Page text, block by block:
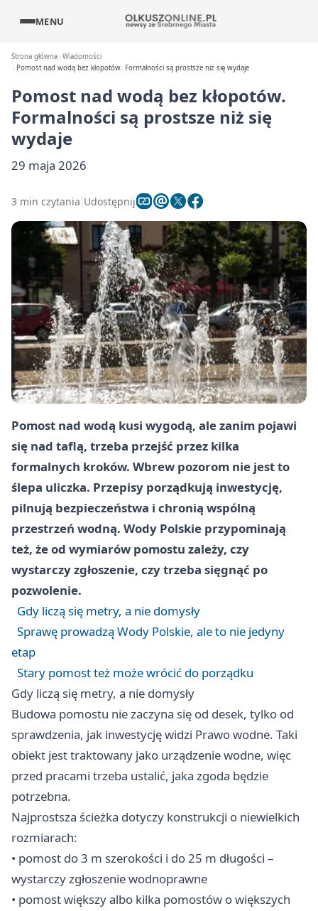
MENU
Strona główna Wiadomości
Pomost nad wodą bez kłopotów. Formalności są prostsze niż się wydaje
Pomost nad wodą bez kłopotów.
Formalności są prostsze niż się
wydaje
29 maja 2026
3 min czytania Udostępnij
Pomost nad wodą kusi wygodą, ale zanim pojawi
się nad taflą, trzeba przejść przez kilka
formalnych kroków. Wbrew pozorom nie jest to
ślepa uliczka. Przepisy porządkują inwestycję,
pilnują bezpieczeństwa i chronią wspólną
przestrzeń wodną. Wody Polskie przypominają
też, że od wymiarów pomostu zależy, czy
wystarczy zgłoszenie, czy trzeba sięgnąć po
pozwolenie.
Gdy liczą się metry, a nie domysły
Sprawę prowadzą Wody Polskie, ale to nie jedyny
etap
Stary pomost też może wrócić do porządku
Gdy liczą się metry, a nie domysły
Budowa pomostu nie zaczyna się od desek, tylko od
sprawdzenia, jak inwestycję widzi Prawo wodne. Taki
obiekt jest traktowany jako urządzenie wodne, więc
przed pracami trzeba ustalić, jaka zgoda będzie
potrzebna.
Najprostsza ścieżka dotyczy konstrukcji o niewielkich
rozmiarach:
• pomost do 3 m szerokości i do 25 m długości –
wystarczy zgłoszenie wodnoprawne
• pomost większy albo kilka pomostów o większych